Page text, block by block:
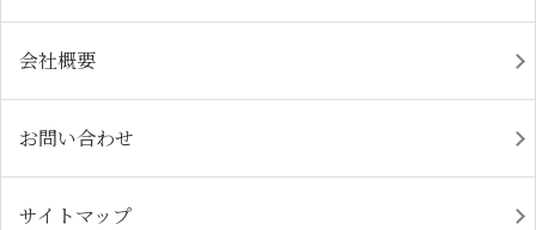
会社概要
お問い合わせ
サイトマップ